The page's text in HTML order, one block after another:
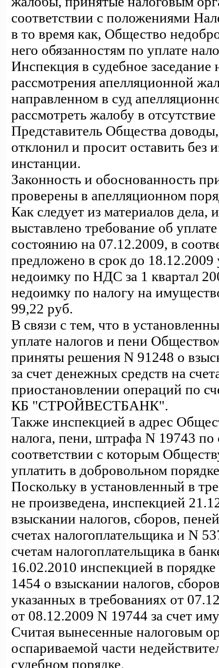
соответствии с положениями
в то время как, Общество
него обязанностям по уплате
Инспекция в судебное заседание
рассмотрения апелляционной
направленном в суд
рассмотреть жалобу в
Представитель Общества
отклонил и просит оставить без
инстанции.
Законность и обоснованность
проверены в апелляционном
Как следует из материалов
выставлено требование об
состоянию на 07.12.2009, в
предложено в срок до 18.12.2009
недоимку по НДС за 1 квартал
недоимку по налогу на
99,22 руб.
В связи с тем, что в
уплате налогов и пени
приняты решения N 91248 о
за счет денежных средств на
приостановлении операций по
КБ "СТРОЙВЕСТБАНК".
Также инспекцией в адрес
налога, пени, штрафа N 19743
соответствии с которым
уплатить в добровольном
Поскольку в установленный в
не произведена, инспекцией
взыскании налогов, сборов,
счетах налогоплательщика и N
счетам налогоплательщика в
16.02.2010 инспекцией в
1454 о взыскании налогов,
указанных в требованиях от
от 08.12.2009 N 19744 за счет
Считая вынесенные налоговым
оспариваемой части
судебном порядке.